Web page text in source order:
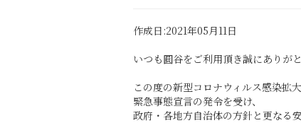
作成日:2021年05月11日
いつも圓谷をご利用頂き誠にありが
この度の新型コロナウィルス感染拡
緊急事態宣言の発令を受け、
政府・各地方自治体の方針と更なる